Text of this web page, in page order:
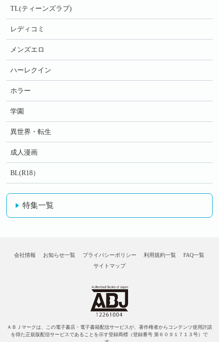
TL(ティーンズラブ)
レディコミ
メンズエロ
ハーレクイン
ホラー
学園
異世界・転生
成人漫画
BL(R18）
特集一覧
会社情報 お知らせ一覧 プライバシーポリシー 利用規約一覧
FAQ一覧
サイトマップ
ＡＢＪマークは、この電子書店・電子書籍配信サービスが、著作権者からコンテンツ使用許諾
を得た正規版配信サービスであることを示す登録商標（登録番号 第６０９１７１３号）で